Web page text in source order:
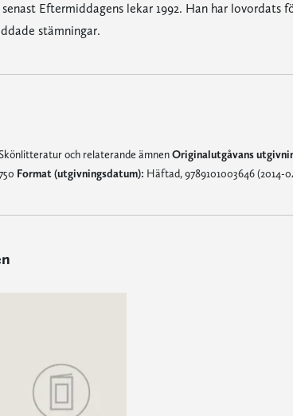
Eftermiddagens lekar 1992. Han har lovordats
stämningar.
och relaterande ämnenOriginalutgåvans
Format (utgivningsdatum): Häftad, 9789101003646 (2014-